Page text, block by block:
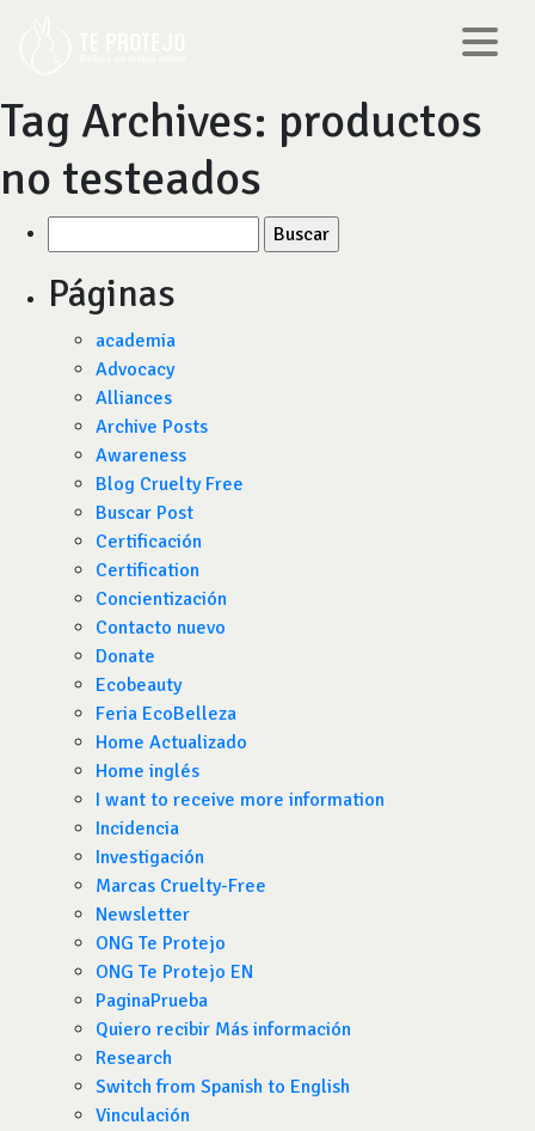
Tag Archives: productos
no testeados
por:
Páginas
academia
Advocacy
Alliances
Archive Posts
Awareness
Blog Cruelty Free
Buscar Post
Certificación
Certification
Concientización
Contacto nuevo
Donate
Ecobeauty
Feria EcoBelleza
Home Actualizado
Home inglés
I want to receive more information
Incidencia
Investigación
Marcas Cruelty-Free
Newsletter
ONG Te Protejo
ONG Te Protejo EN
PaginaPrueba
Quiero recibir Más información
Research
Switch from Spanish to English
Vinculación